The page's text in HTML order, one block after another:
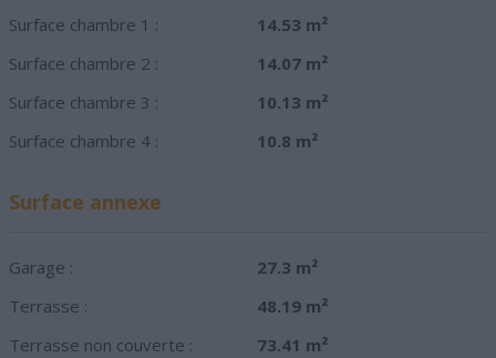
Surface chambre 1 :
14.53 m²
Surface chambre 2 :
14.07 m²
Surface chambre 3 :
10.13 m²
Surface chambre 4 :
10.8 m²
Surface annexe
Garage :
27.3 m²
Terrasse :
48.19 m²
Terrasse non couverte :
73.41 m²